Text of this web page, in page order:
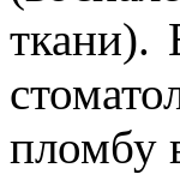
ткани).
пломбу